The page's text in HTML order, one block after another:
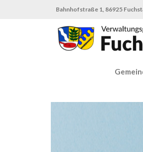
Bahnhofstraße 1, 86925